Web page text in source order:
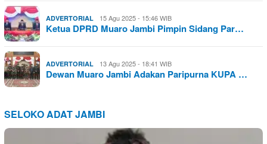
ADVERTORIAL 15 Agu 2025 - 15:46 WIB
Ketua DPRD Muaro Jambi Pimpin Sidang Par…
ADVERTORIAL 13 Agu 2025 - 18:41 WIB
Dewan Muaro Jambi Adakan Paripurna KUPA …
SELOKO ADAT JAMBI